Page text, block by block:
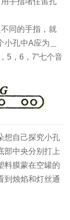
同的手指，就
孔中A应为＿
5，6，7”七个音
想自己探究小孔
部中央分别打上
料膜蒙在空罐的
到烛焰和灯丝通